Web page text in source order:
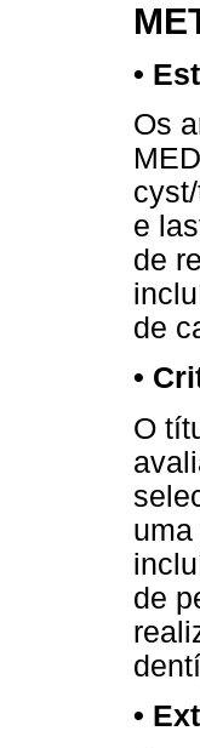
•
Os
e
de
de
•
O
de
•